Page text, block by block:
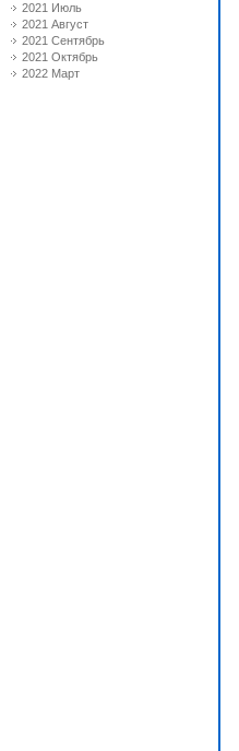
2021 Июль
2021 Август
2021 Сентябрь
2021 Октябрь
2022 Март